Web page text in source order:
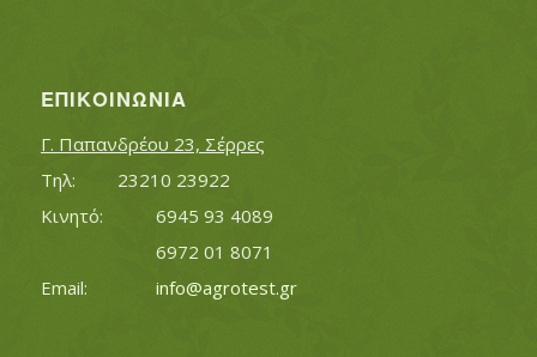
ΕΠΙΚΟΙΝΩΝΊΑ
Γ. Παπανδρέου 23, Σέρρες
Τηλ:		23210 23922
Κινητό:		6945 93 4089
			6972 01 8071
info@agrotest.gr